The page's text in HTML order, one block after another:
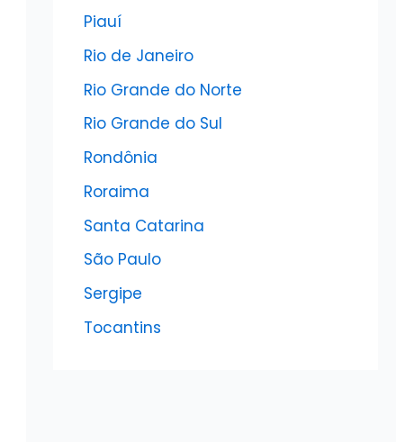
Piauí
Rio de Janeiro
Rio Grande do Norte
Rio Grande do Sul
Rondônia
Roraima
Santa Catarina
São Paulo
Sergipe
Tocantins